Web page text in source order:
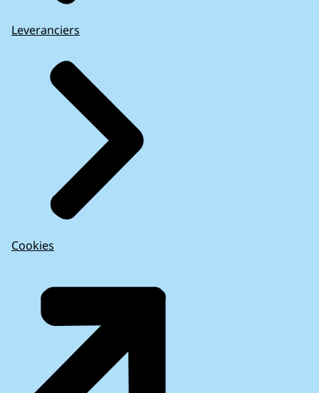
Leveranciers
Cookies